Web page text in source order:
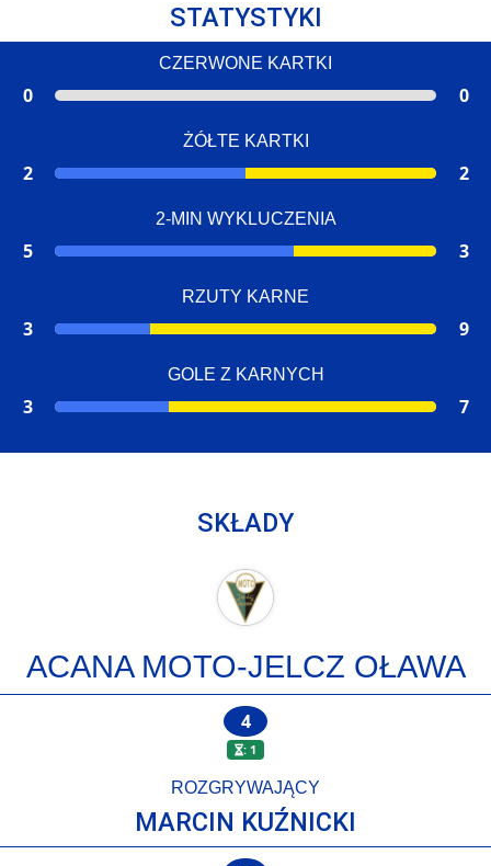
STATYSTYKI
CZERWONE KARTKI
0 0
ŻÓŁTE KARTKI
2 2
2-MIN WYKLUCZENIA
5 3
RZUTY KARNE
3 9
GOLE Z KARNYCH
3 7
SKŁADY
ACANA MOTO-JELCZ OŁAWA
MARCIN KUŹNICKI
ROZGRYWAJĄCY
: 1
4